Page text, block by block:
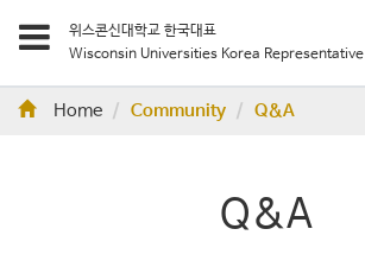
위스콘신대학교 한국대표
Wisconsin Universities Korea Representative
Home Community Q&A
Q&A